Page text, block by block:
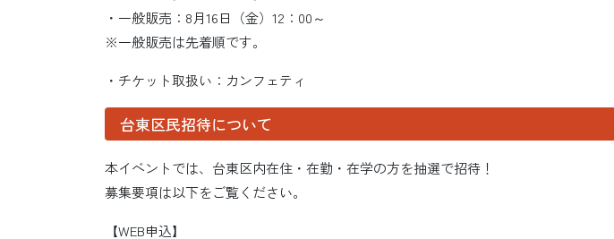
・一般販売：8月16日（金）12：00～
※一般販売は先着順です。
・チケット取扱い：カンフェティ
台東区民招待について
本イベントでは、台東区内在住・在勤・在学の方を抽選で招待！
募集要項は以下をご覧ください。
【WEB申込】